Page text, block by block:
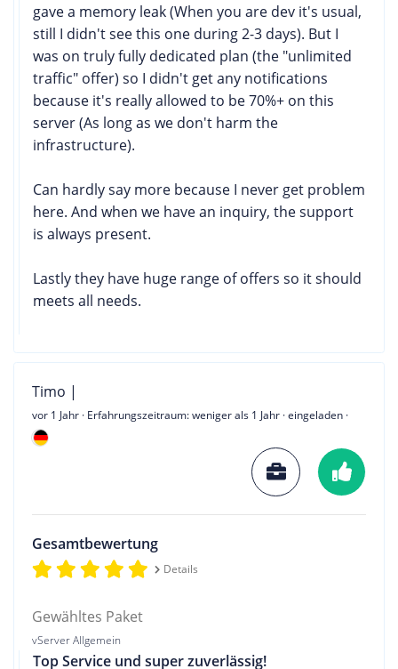
gave a memory leak (When you are dev it's usual,
still I didn't see this one during 2-3 days). But I
was on truly fully dedicated plan (the "unlimited
traffic" offer) so I didn't get any notifications
because it's really allowed to be 70%+ on this
server (As long as we don't harm the
infrastructure).
Can hardly say more because I never get problem
here. And when we have an inquiry, the support
is always present.
Lastly they have huge range of offers so it should
meets all needs.
Timo |
vor 1 Jahr · Erfahrungszeitraum: weniger als 1 Jahr · eingeladen ·
Gesamtbewertung
Details
Gewähltes Paket
vServer Allgemein
Top Service und super zuverlässig!